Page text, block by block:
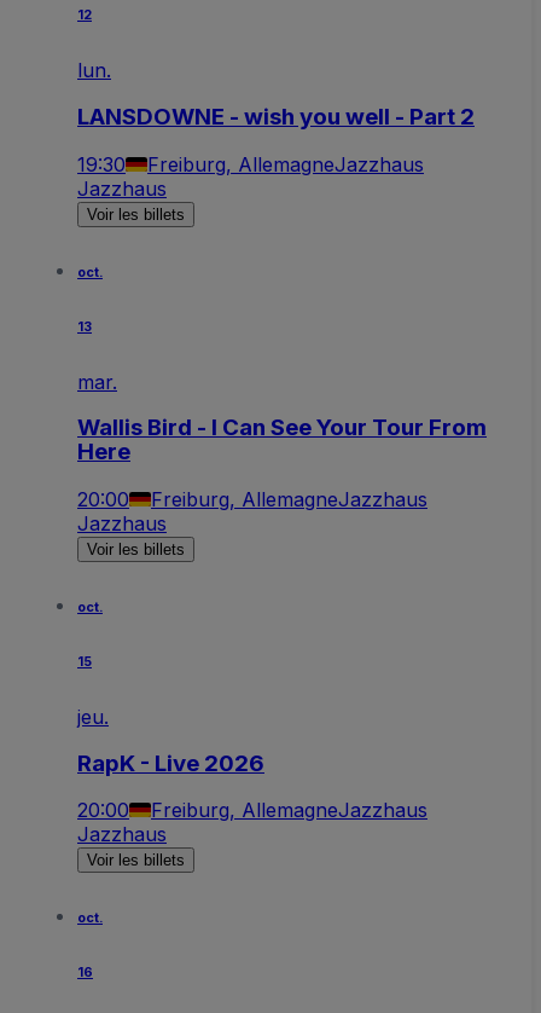
12
lun.
LANSDOWNE - wish you well - Part 2
19:30 Freiburg, AllemagneJazzhaus
Jazzhaus
Voir les billets
oct.
13
mar.
Wallis Bird - I Can See Your Tour From
Here
20:00 Freiburg, AllemagneJazzhaus
Jazzhaus
Voir les billets
oct.
15
jeu.
RapK - Live 2026
20:00 Freiburg, AllemagneJazzhaus
Jazzhaus
Voir les billets
oct.
16